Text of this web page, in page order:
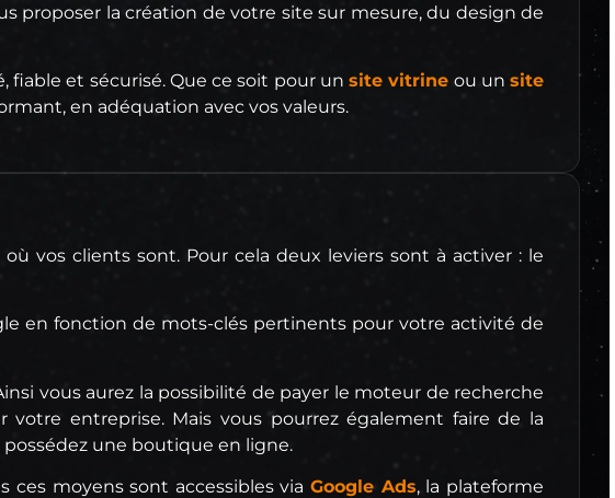
proposer la création de votre site sur mesure, du design de
et sécurisé. Que ce soit pour un site vitrine ou un site
en adéquation avec vos valeurs.
vos clients sont. Pour cela deux leviers sont à activer : le
en fonction de mots-clés pertinents pour votre activité de
vous aurez la possibilité de payer le moteur de recherche
entreprise. Mais vous pourrez également faire de la
possédez une boutique en ligne.
ces moyens sont accessibles viaGoogle Ads, la plateforme